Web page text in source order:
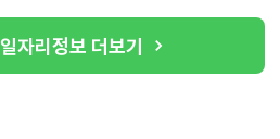
일자리정보 더보기